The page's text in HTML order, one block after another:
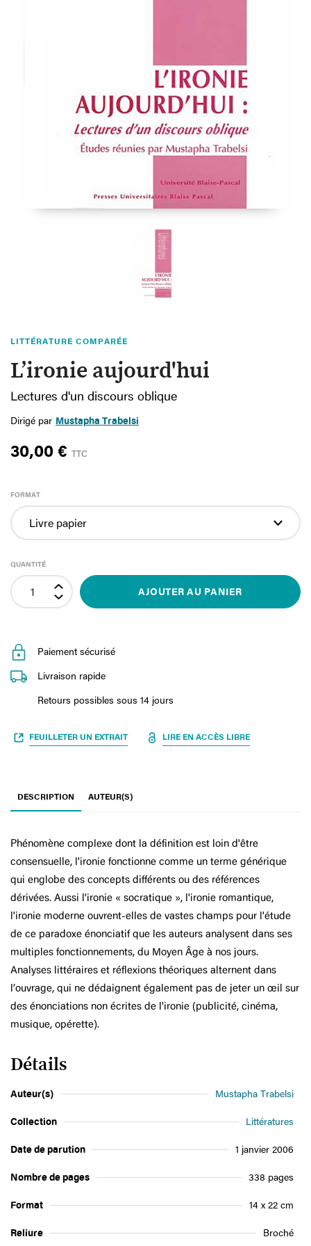
LITTÉRATURE COMPARÉE
L’ironie aujourd'hui
Lectures d'un discours oblique
Dirigé par Mustapha Trabelsi
30,00 € TTC
FORMAT
QUANTITÉ
AJOUTER AU PANIER
Paiement sécurisé
Livraison rapide
Retours possibles sous 14 jours
FEUILLETER UN EXTRAIT LIRE EN ACCÈS LIBRE
DESCRIPTION AUTEUR(S)
Phénomène complexe dont la définition est loin d'être
consensuelle, l'ironie fonctionne comme un terme générique
qui englobe des concepts différents ou des références
dérivées. Aussi l'ironie « socratique », l'ironie romantique,
l'ironie moderne ouvrent-elles de vastes champs pour l'étude
de ce paradoxe énonciatif que les auteurs analysent dans ses
multiples fonctionnements, du Moyen Âge à nos jours.
Analyses littéraires et réflexions théoriques alternent dans
l’ouvrage, qui ne dédaignent également pas de jeter un œil sur
des énonciations non écrites de l'ironie (publicité, cinéma,
musique, opérette).
Détails
Auteur(s) Mustapha Trabelsi
Collection Littératures
Date de parution 1 janvier 2006
Nombre de pages 338 pages
Format 14 x 22 cm
Reliure Broché